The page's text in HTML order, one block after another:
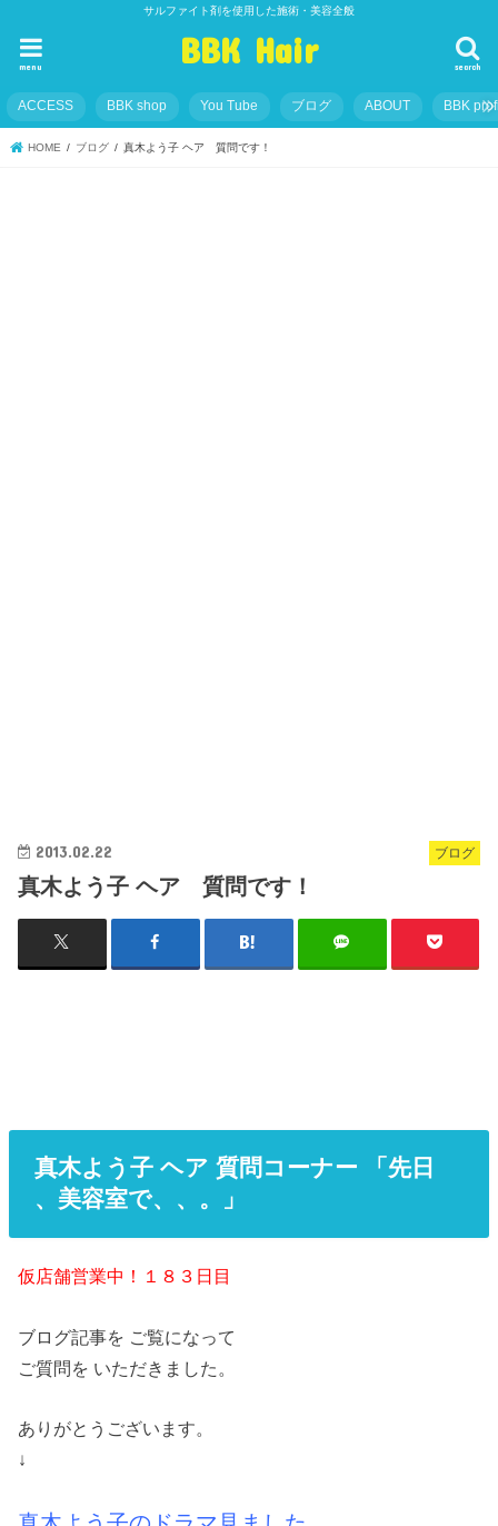
サルファイト剤を使用した施術・美容全般
BBK Hair search
menu
ACCESS BBK shop You Tube ブログ ABOUT BBK
HOME ブログ 真木よう子 ヘア 質問です！
ブログ
2013.02.22
真木よう子 ヘア 質問です！
真木よう子 ヘア 質問コーナー 「先日
、美容室で、、。」
仮店舗営業中！１８３日目
ブログ記事を ご覧になって
ご質問を いただきました。
ありがとうございます。
↓